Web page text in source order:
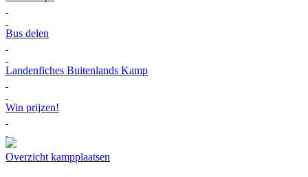
Bus delen
Landenfiches Buitenlands Kamp
Win prijzen!
Overzicht kampplaatsen